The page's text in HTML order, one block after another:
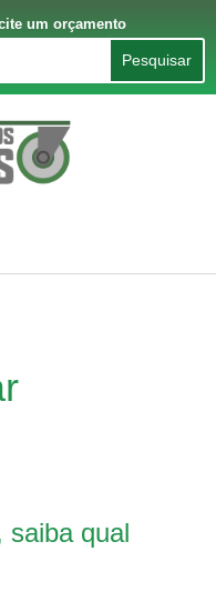
um orçamento
Pesquisar
saiba qual